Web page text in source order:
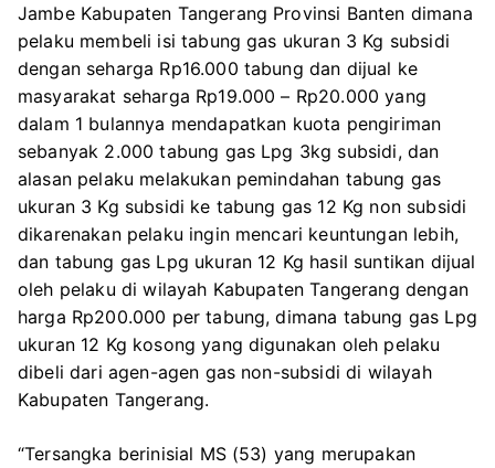
Jambe Kabupaten Tangerang Provinsi Banten dimana
pelaku membeli isi tabung gas ukuran 3 Kg subsidi
dengan seharga Rp16.000 tabung dan dijual ke
masyarakat seharga Rp19.000 – Rp20.000 yang
dalam 1 bulannya mendapatkan kuota pengiriman
sebanyak 2.000 tabung gas Lpg 3kg subsidi, dan
alasan pelaku melakukan pemindahan tabung gas
ukuran 3 Kg subsidi ke tabung gas 12 Kg non subsidi
dikarenakan pelaku ingin mencari keuntungan lebih,
dan tabung gas Lpg ukuran 12 Kg hasil suntikan dijual
oleh pelaku di wilayah Kabupaten Tangerang dengan
harga Rp200.000 per tabung, dimana tabung gas Lpg
ukuran 12 Kg kosong yang digunakan oleh pelaku
dibeli dari agen-agen gas non-subsidi di wilayah
Kabupaten Tangerang.
“Tersangka berinisial MS (53) yang merupakan